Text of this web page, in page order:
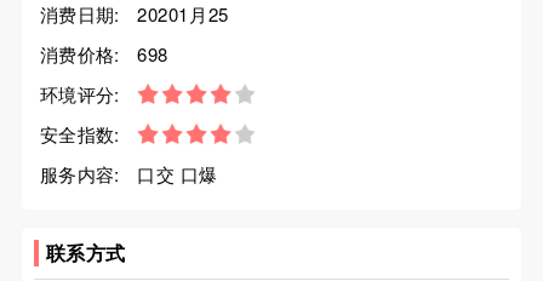
消费日期:
20201月25
消费价格:
698
环境评分:
安全指数:
服务内容:
口交 口爆
联系方式